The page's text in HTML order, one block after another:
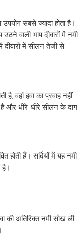
सबसे ज्यादा होता है।
वाली भाप दीवारों में नमी
दीवारों में सीलन तेजी से
है, वहां हवा का प्रवाह नहीं
है और धीरे-धीरे सीलन के दाग
होती हैं। सर्दियों में यह नमी
है।
अतिरिक्त नमी सोख ली